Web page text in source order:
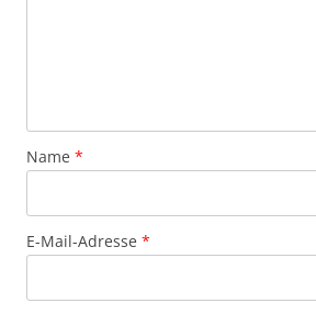
Name *
E-Mail-Adresse *